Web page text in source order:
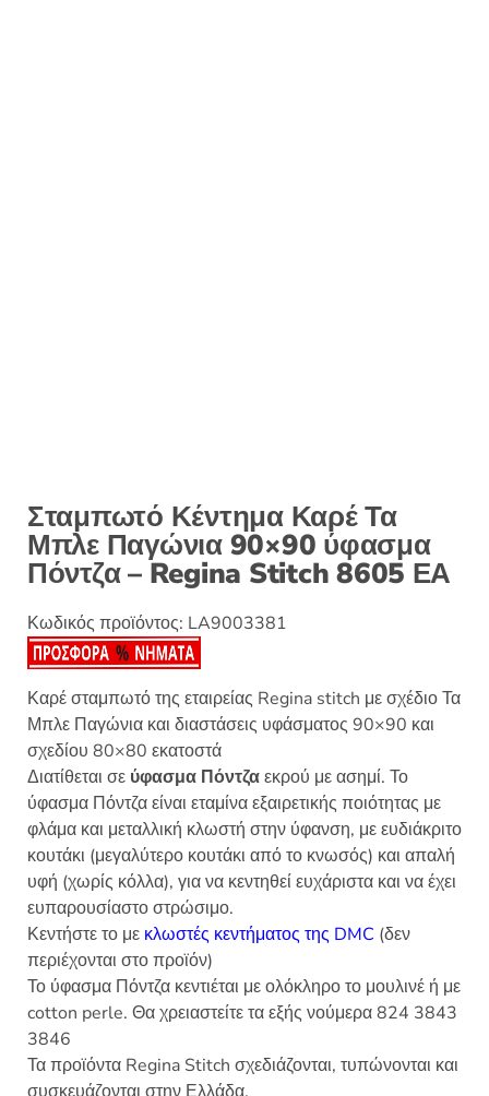
Σταμπωτό Κέντημα Καρέ Τα
Μπλε Παγώνια 90×90 ύφασμα
Πόντζα – Regina Stitch 8605 ΕΑ
Κωδικός προϊόντος: LA9003381
Καρέ σταμπωτό της εταιρείας Regina stitch με σχέδιο Τα
Μπλε Παγώνια και διαστάσεις υφάσματος 90×90 και
σχεδίου 80×80 εκατοστά
Διατίθεται σε ύφασμα Πόντζαεκρού με ασημί. Το
ύφασμα Πόντζα είναι εταμίνα εξαιρετικής ποιότητας με
φλάμα και μεταλλική κλωστή στην ύφανση, με ευδιάκριτο
κουτάκι (μεγαλύτερο κουτάκι από το κνωσός) και απαλή
υφή (χωρίς κόλλα), για να κεντηθεί ευχάριστα και να έχει
ευπαρουσίαστο στρώσιμο.
Κεντήστε το με κλωστές κεντήματος της DMC (δεν
περιέχονται στο προϊόν)
Το ύφασμα Πόντζα κεντιέται με ολόκληρο το μουλινέ ή με
cotton perle. Θα χρειαστείτε τα εξής νούμερα 824 3843
3846
Τα προϊόντα Regina Stitch σχεδιάζονται, τυπώνονται και